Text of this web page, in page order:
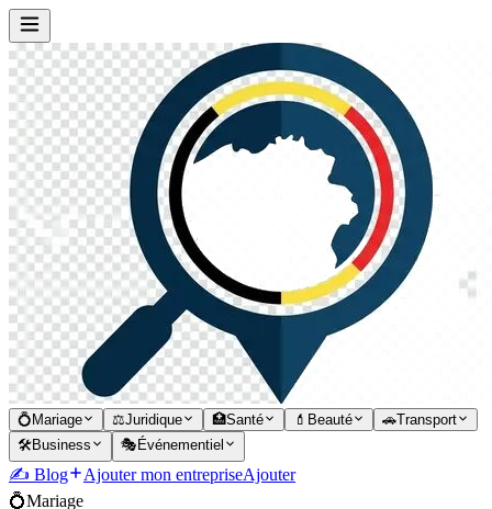
💍 Mariage ⚖️Juridique 🏥Santé 💄 Beauté 🚗Transport
🛠️Business 🎭 Événementiel
✍️ Blog Ajouter mon entrepriseAjouter
💍Mariage